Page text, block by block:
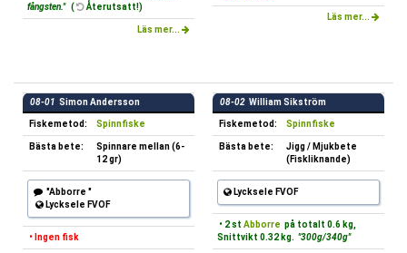
fångsten." ( Återutsatt!)
Läs mer...
Läs mer...
08-01 Simon Andersson
Fiskemetod: Spinnfiske
Bästa bete:
Spinnare mellan (6-
12 gr)
"Abborre "
Lycksele FVOF
• Ingen fisk
08-02 William Sikström
Fiskemetod: Spinnfiske
Bästa bete:
Jigg / Mjukbete
(Fiskliknande)
Lycksele FVOF
• 2 st Abborre på totalt 0.6 kg,
Snittvikt 0.32 kg. "300g/340g"